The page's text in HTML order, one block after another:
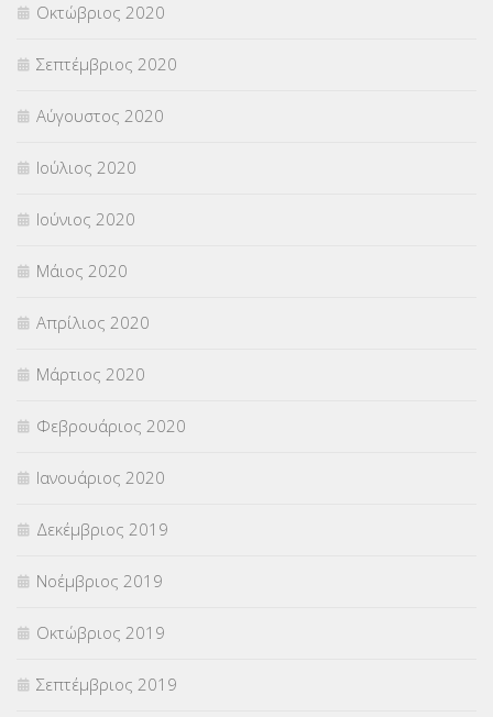
Οκτώβριος 2020
Σεπτέμβριος 2020
Αύγουστος 2020
Ιούλιος 2020
Ιούνιος 2020
Μάιος 2020
Απρίλιος 2020
Μάρτιος 2020
Φεβρουάριος 2020
Ιανουάριος 2020
Δεκέμβριος 2019
Νοέμβριος 2019
Οκτώβριος 2019
Σεπτέμβριος 2019